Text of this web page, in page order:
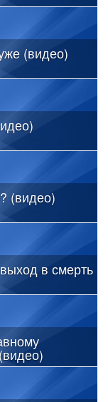
(видео)
(видео)
в смерть